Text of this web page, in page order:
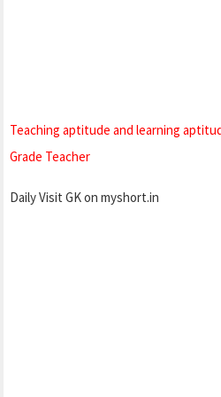
Teaching aptitude and learning
Grade Teacher
Daily Visit GK on myshort.in